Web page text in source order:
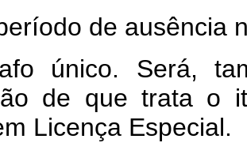
de ausência
único. Será,
de que trata o
Licença Especial.